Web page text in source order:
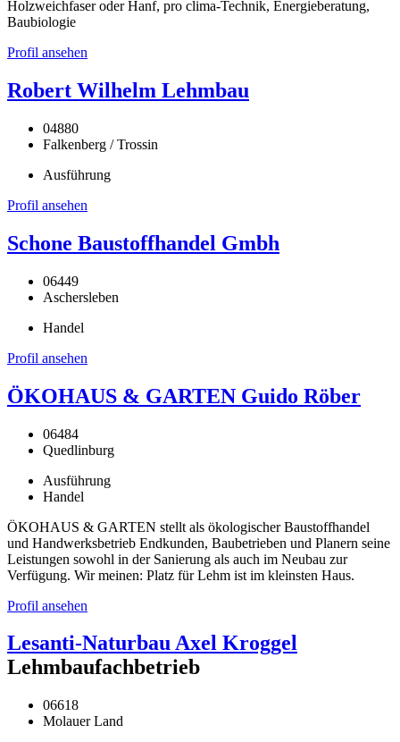
Holzweichfaser oder Hanf, pro clima-Technik, Energieberatung,
Baubiologie
Profil ansehen
Robert Wilhelm Lehmbau
04880
Falkenberg / Trossin
Ausführung
Profil ansehen
Schone Baustoffhandel Gmbh
06449
Aschersleben
Handel
Profil ansehen
ÖKOHAUS & GARTEN Guido Röber
06484
Quedlinburg
Ausführung
Handel
ÖKOHAUS & GARTEN stellt als ökologischer Baustoffhandel
und Handwerksbetrieb Endkunden, Baubetrieben und Planern seine
Leistungen sowohl in der Sanierung als auch im Neubau zur
Verfügung. Wir meinen: Platz für Lehm ist im kleinsten Haus.
Profil ansehen
Lesanti-Naturbau Axel Kroggel
Lehmbaufachbetrieb
06618
Molauer Land